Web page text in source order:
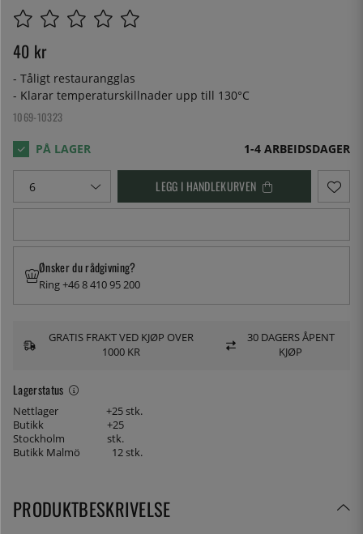
40 kr
- Tåligt restaurangglas
- Klarar temperaturskillnader upp till 130°C
1069-10323
1-4 ARBEIDSDAGER
LEGG I HANDLEKURVEN
Lagerstatus
Nettlager
+25 stk.
Butikk
Stockholm
+25
stk.
Butikk Malmö
12 stk.
Ønsker du rådgivning?
Ring +46 8 410 95 200
GRATIS FRAKT VED KJØP OVER
1000 KR
30 DAGERS ÅPENT
KJØP
PRODUKTBESKRIVELSE